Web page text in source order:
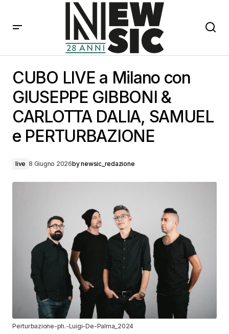
CARLOTTA DALIA, SAMUEL e PERTURBAZIONE
CUBO LIVE a Milano con
GIUSEPPE GIBBONI &
CARLOTTA DALIA, SAMUEL
e PERTURBAZIONE
live 8 Giugno 2026bynewsic_redazione
Perturbazione-ph.-Luigi-De-Palma_2024